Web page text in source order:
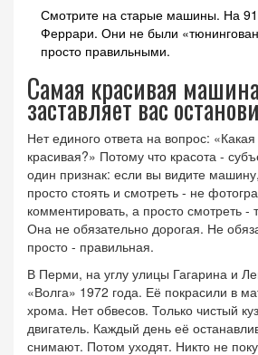
Смотрите на старые машины. На
Феррари. Они не были
просто правильными.
Самая красивая
заставляет вас
Нет единого ответа на вопрос:
красивая?» Потому что красота -
один признак: если вы видите
просто стоять и смотреть - не
комментировать, а просто смотреть -
Она не обязательно дорогая. Не
просто - правильная.
В Перми, на углу улицы Гагарина и
«Волга» 1972 года. Её покрасили в
хрома. Нет обвесов. Только чистый
двигатель. Каждый день её
снимают. Потом уходят. Никто не